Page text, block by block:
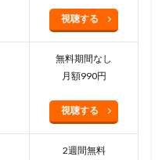
視聴する
無料期間なし
月額990円
視聴する
2週間無料